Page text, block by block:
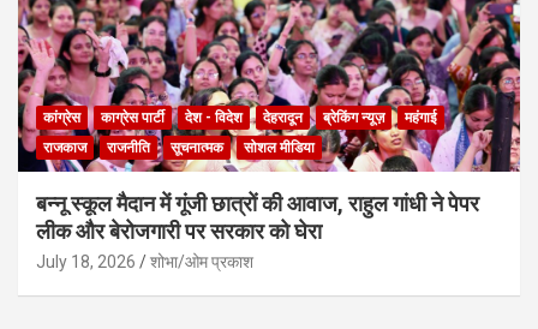
कांग्रेस काग्रेस पार्टी देश - विदेश देहरादून ब्रेकिंग न्यूज़
महंगाई
राजकाज
राजनीति सूचनात्मक सोशल मीडिया
बन्नू स्कूल मैदान में गूंजी छात्रों की आवाज, राहुल गांधी ने पेपर
लीक और बेरोजगारी पर सरकार को घेरा
July 18, 2026 शोभा/ओम प्रकाश